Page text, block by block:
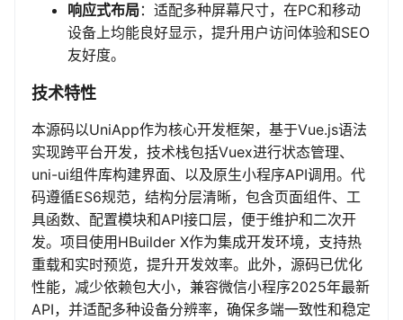
响应式布局：适配多种屏幕尺寸，在PC和移动
设备上均能良好显示，提升用户访问体验和SEO
友好度。
技术特性
本源码以UniApp作为核心开发框架，基于Vue.js语法
实现跨平台开发，技术栈包括Vuex进行状态管理、
uni-ui组件库构建界面、以及原生小程序API调用。代
码遵循ES6规范，结构分层清晰，包含页面组件、工
具函数、配置模块和API接口层，便于维护和二次开
发。项目使用HBuilder X作为集成开发环境，支持热
重载和实时预览，提升开发效率。此外，源码已优化
性能，减少依赖包大小，兼容微信小程序2025年最新
API，并适配多种设备分辨率，确保多端一致性和稳定